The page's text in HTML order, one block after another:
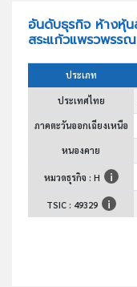
อันดับธุรกิจ ห้างหุ้
สระแก้วแพรวพรรณ
ประเภท
ประเทศไทย
ภาคตะวันออกเฉียงเหนือ
หนองคาย
หมวดธุรกิจ : H
TSIC : 49329